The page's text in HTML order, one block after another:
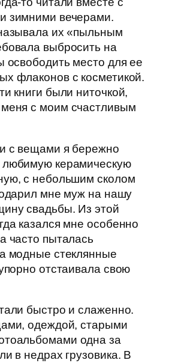
зимними вечерами.
их «пыльным
выбросить на
освободить место для ее
флаконов с косметикой.
книги были ниточкой,
с моим счастливым
с вещами я бережно
керамическую
с небольшим сколом
мне муж на нашу
свадьбы. Из этой
казался мне особенно
часто пыталась
модные стеклянные
отстаивала свою
быстро и слаженно.
одеждой, старыми
одна за
в недрах грузовика. В